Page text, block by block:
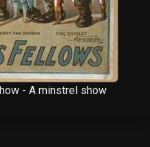
- A minstrel show